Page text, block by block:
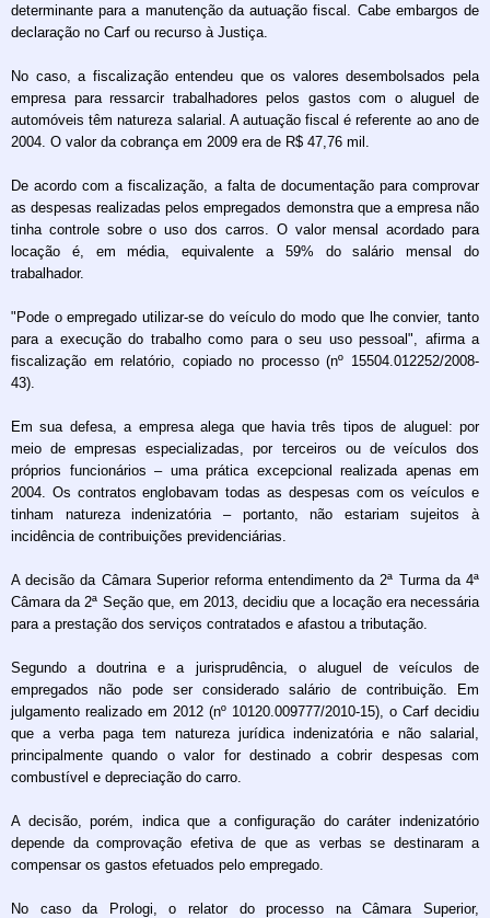
determinante para a manutenção da autuação fiscal. Cabe embargos de
declaração no Carf ou recurso à Justiça.
No caso, a fiscalização entendeu que os valores desembolsados pela
empresa para ressarcir trabalhadores pelos gastos com o aluguel de
automóveis têm natureza salarial. A autuação fiscal é referente ao ano de
2004. O valor da cobrança em 2009 era de R$ 47,76 mil.
De acordo com a fiscalização, a falta de documentação para comprovar
as despesas realizadas pelos empregados demonstra que a empresa não
tinha controle sobre o uso dos carros. O valor mensal acordado para
locação é, em média, equivalente a 59% do salário mensal do
trabalhador.
"Pode o empregado utilizar-se do veículo do modo que lhe convier, tanto
para a execução do trabalho como para o seu uso pessoal", afirma a
fiscalização em relatório, copiado no processo (nº 15504.012252/2008-
43).
Em sua defesa, a empresa alega que havia três tipos de aluguel: por
meio de empresas especializadas, por terceiros ou de veículos dos
próprios funcionários – uma prática excepcional realizada apenas em
2004. Os contratos englobavam todas as despesas com os veículos e
tinham natureza indenizatória – portanto, não estariam sujeitos à
incidência de contribuições previdenciárias.
A decisão da Câmara Superior reforma entendimento da 2ª Turma da 4ª
Câmara da 2ª Seção que, em 2013, decidiu que a locação era necessária
para a prestação dos serviços contratados e afastou a tributação.
Segundo a doutrina e a jurisprudência, o aluguel de veículos de
empregados não pode ser considerado salário de contribuição. Em
julgamento realizado em 2012 (nº 10120.009777/2010-15), o Carf decidiu
que a verba paga tem natureza jurídica indenizatória e não salarial,
principalmente quando o valor for destinado a cobrir despesas com
combustível e depreciação do carro.
A decisão, porém, indica que a configuração do caráter indenizatório
depende da comprovação efetiva de que as verbas se destinaram a
compensar os gastos efetuados pelo empregado.
No caso da Prologi, o relator do processo na Câmara Superior,